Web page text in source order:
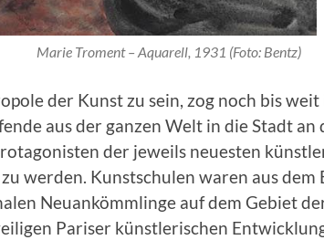
Marie Troment – Aquarell, 1931 (Foto: Bentz)
der Kunst zu sein, zog noch bis
aus der ganzen Welt in die Stadt an
der jeweils neuesten
werden. Kunstschulen waren aus dem
Neuankömmlinge auf dem Gebiet
Pariser künstlerischen